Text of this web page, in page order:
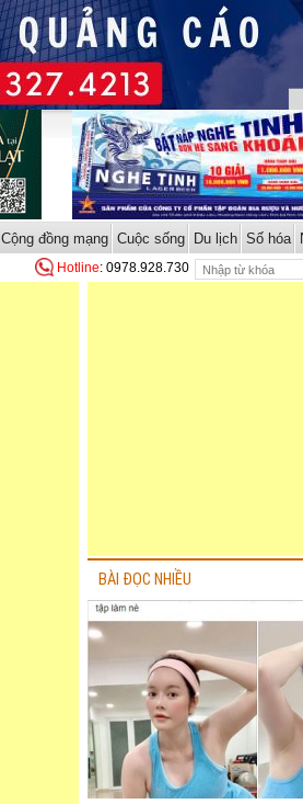
Cộng đồng mạng Cuộc sống Du lịch Số hóa
Hotline: 0978.928.730
BÀI ĐỌC NHIỀU